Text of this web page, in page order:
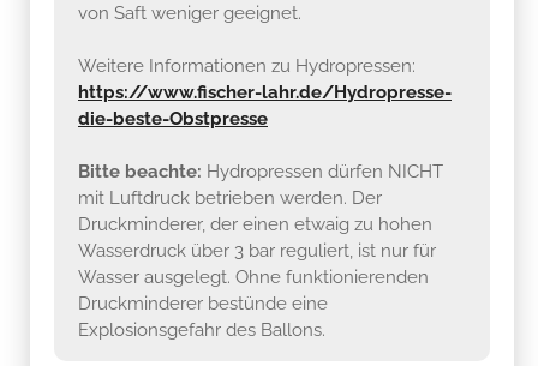
von Saft weniger geeignet.
Weitere Informationen zu Hydropressen:
https://www.fischer-lahr.de/Hydropresse-
die-beste-Obstpresse
Bitte beachte: Hydropressen dürfen NICHT
mit Luftdruck betrieben werden. Der
Druckminderer, der einen etwaig zu hohen
Wasserdruck über 3 bar reguliert, ist nur für
Wasser ausgelegt. Ohne funktionierenden
Druckminderer bestünde eine
Explosionsgefahr des Ballons.